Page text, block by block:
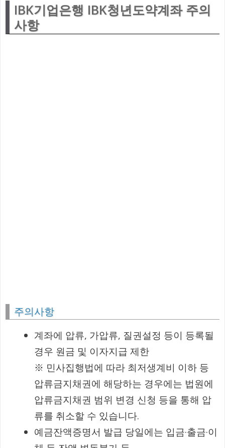
IBK기업은행 IBK청년도약계좌 주의
사항
주의사항
계좌에 압류, 가압류, 질권설정 등이 등록될
경우 원금 및 이자지급 제한
※ 민사집행법에 따라 최저생계비 이하 등
압류금지채권에 해당하는 경우에는 법원에
압류금지채권 범위 변경 신청 등을 통해 압
류를 취소할 수 있습니다.
예금잔액증명서 발급 당일에는 입금·출금·이